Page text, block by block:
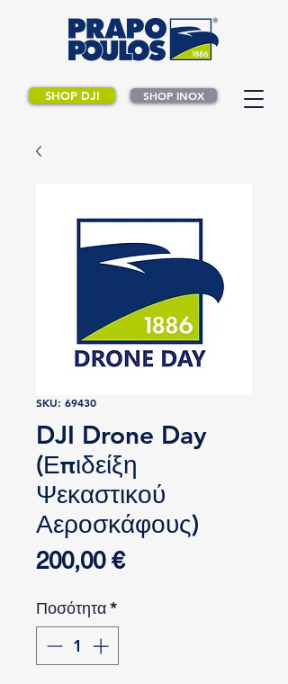
SHOP DJI SHOP INOX
SKU: 69430
DJI Drone Day
(Επιδείξη
Ψεκαστικού
Αεροσκάφους)
200,00 €Τιμή
Ποσότητα*